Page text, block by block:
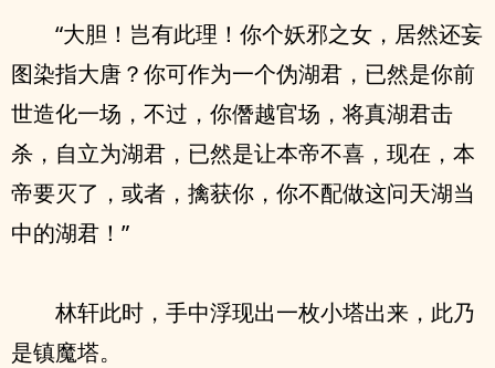
“大胆！岂有此理！你个妖邪之女，居然还妄
图染指大唐？你可作为一个伪湖君，已然是你前
世造化一场，不过，你僭越官场，将真湖君击
杀，自立为湖君，已然是让本帝不喜，现在，本
帝要灭了，或者，擒获你，你不配做这问天湖当
中的湖君！”
林轩此时，手中浮现出一枚小塔出来，此乃
是镇魔塔。